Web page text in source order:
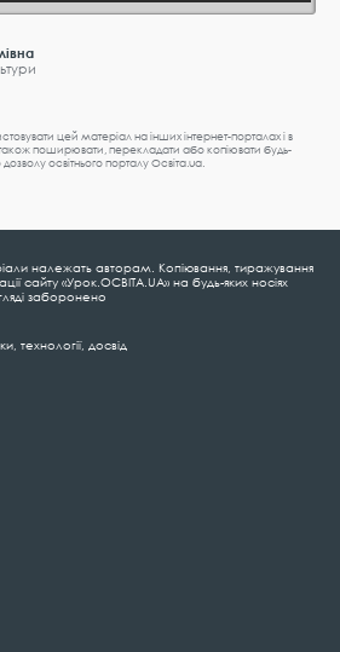
цей матеріал на інших інтернет-порталах і в
поширювати, перекладати або копіювати будь-
освітнього порталу Освіта.ua.
належать авторам. Копіювання, тиражування
сайту «Урок.ОСВІТА.UA» на будь-яких носіях
заборонено
технології, досвід